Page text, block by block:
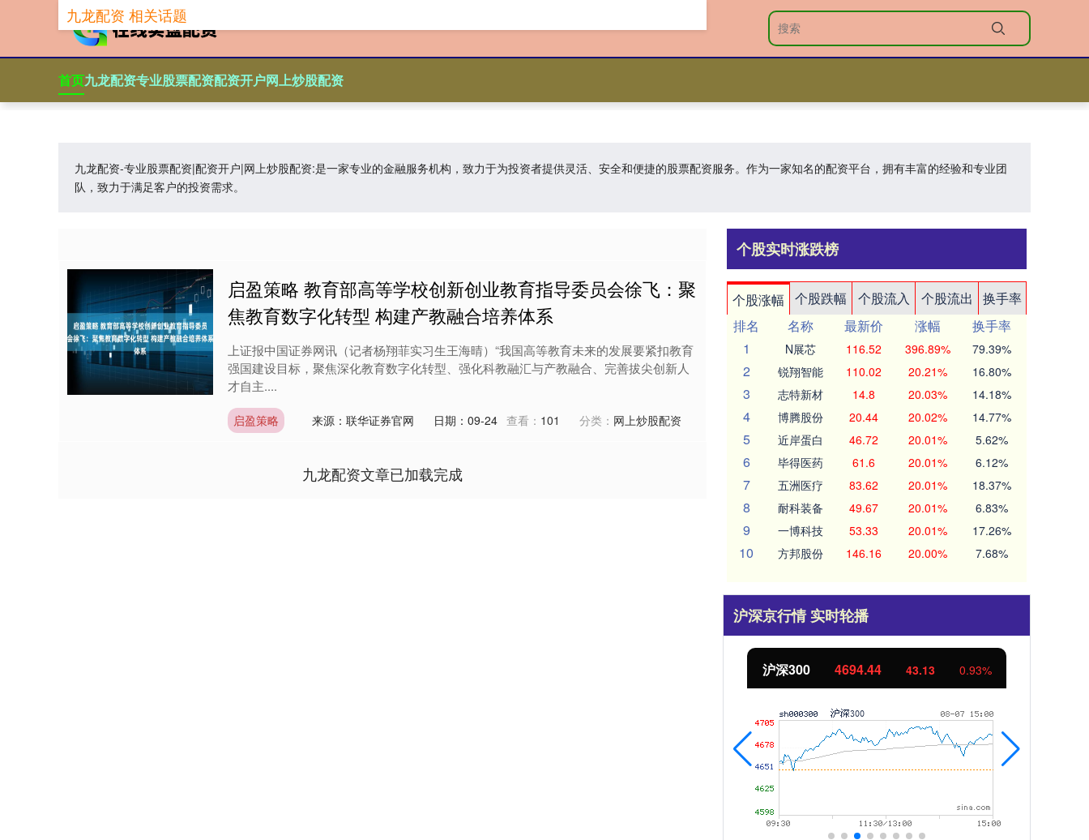
首页九龙配资专业股票配资配资开户网上炒股配资
九龙配资-专业股票配资|配资开户|网上炒股配资:是一家专业的金融服务机构，致力于为投资者提供灵活、安全和便捷的股票配资服务。作为一家知名的配资平台，拥有丰富的经验和专业团
队，致力于满足客户的投资需求。
九龙配资 相关话题
启盈策略 教育部高等学校创新创业教育指导委员会徐飞：聚
焦教育数字化转型 构建产教融合培养体系
上证报中国证券网讯（记者杨翔菲实习生王海晴）“我国高等教育未来的发展要紧扣教育
强国建设目标，聚焦深化教育数字化转型、强化科教融汇与产教融合、完善拔尖创新人
才自主....
启盈策略 来源：联华证券官网 日期：09-24 查看： 101 分类： 网上炒股配资
九龙配资文章已加载完成
个股实时涨跌榜
个股涨幅 个股跌幅 个股流入 个股流出
换手率
排名
名称 最新价 涨幅
换手率
1
N展芯 116.52 396.89% 79.39%
2 锐翔智能 110.02 20.21% 16.80%
3 志特新材 14.8 20.03% 14.18%
4 博腾股份 20.44 20.02% 14.77%
5 近岸蛋白 46.72 20.01% 5.62%
6 毕得医药 61.6 20.01% 6.12%
7 五洲医疗 83.62 20.01% 18.37%
8 耐科装备 49.67 20.01% 6.83%
9 一博科技 53.33 20.01% 17.26%
10 方邦股份 146.16 20.00% 7.68%
沪深京行情 实时轮播
北证50 1134.24 11.37 1.01%